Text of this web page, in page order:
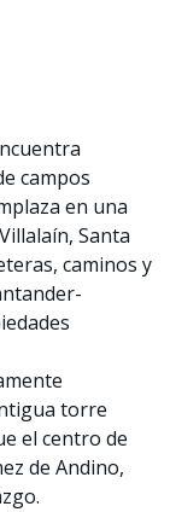
campos
en una
Santa
caminos y
torre
el centro de
de Andino,